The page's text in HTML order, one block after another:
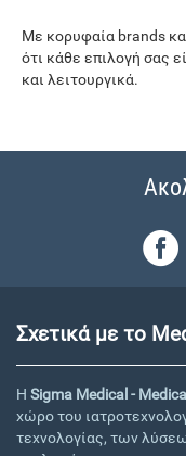
Με κορυφαία brands
ότι κάθε επιλογή σας
και λειτουργικά.
Σχετικά με το
Η Sigma Medical -
χώρο του
τεχνολογίας, των